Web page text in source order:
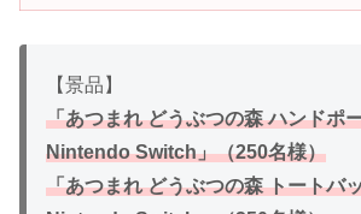
【景品】
「あつまれ どうぶつの森 ハンドポ
Nintendo Switch」（250名様）
「あつまれ どうぶつの森 トートバ